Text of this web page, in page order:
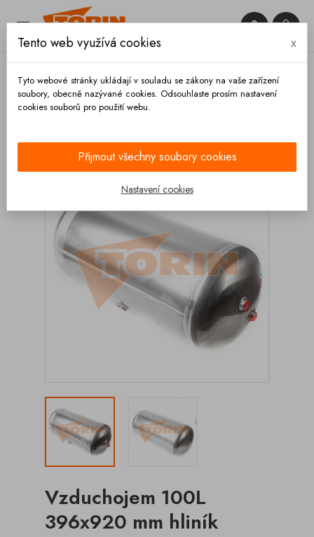
 

Vzduchojem 100L
396x920 mm hliník
Tento web využívá cookies x
Tyto webové stránky ukládají v souladu se zákony na vaše zařízení
soubory, obecně nazývané cookies. Odsouhlaste prosím nastavení
cookies souborů pro použití webu.
Přijmout všechny soubory cookies
Nastavení cookies